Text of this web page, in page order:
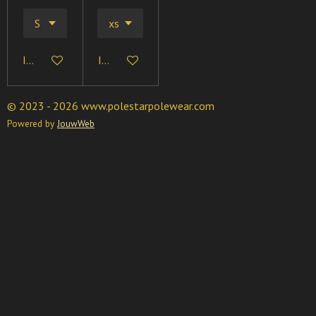
In winkelwagen In winkelwagen
© 2023 - 2026 www.polestarpolewear.com
Powered by JouwWeb